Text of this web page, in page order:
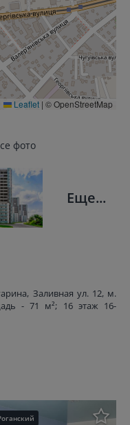
Leaflet | © OpenStreetMap
фото
Еще...
Заливная ул. 12, м.
- 71 м²; 16 этаж 16-